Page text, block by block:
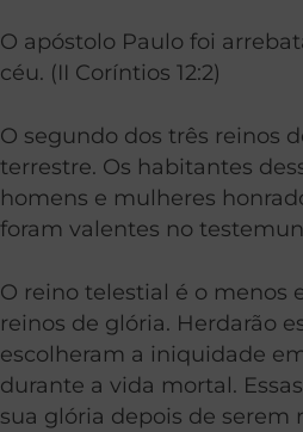
O apóstolo Paulo foi
céu. (II Coríntios 12:2)
O segundo dos três reinos
terrestre. Os habitantes
homens e mulheres
foram valentes no
O reino telestial é o menos
reinos de glória. Herdarão
escolheram a iniquidade
durante a vida mortal.
sua glória depois de serem